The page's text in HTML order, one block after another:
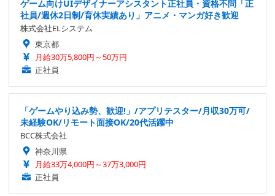
ゲーム向けUIデザイナーアシスタント正社員・資格不問「正
社員/週休2日制/育休実績あり」アニメ・マンガ好き歓迎
株式会社ELシステム
東京都
月給30万5,800円～50万円
正社員
「ゲームやり込み勢、歓迎!」/アプリテスター/月収30万可/
未経験OK/リモート面接OK/20代活躍中
BCC株式会社
神奈川県
月給33万4,000円～37万3,000円
正社員